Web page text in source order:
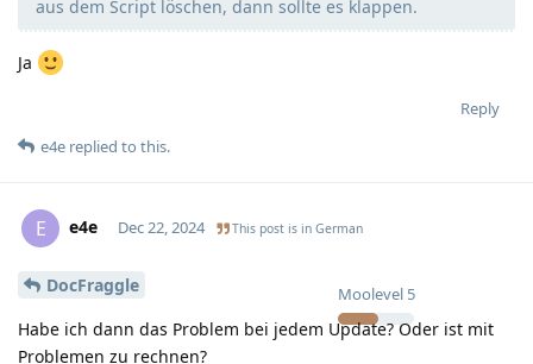
aus dem Script löschen, dann sollte es klappen.
Ja
Reply
e4e replied to this.
E e4e
Moolevel 5
Dec 22, 2024 This post is in German
DocFraggle
Habe ich dann das Problem bei jedem Update? Oder ist mit
Problemen zu rechnen?